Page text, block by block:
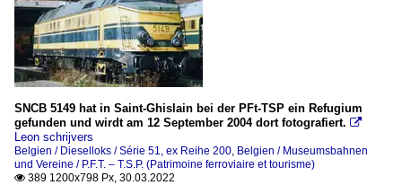
SNCB 5149 hat in Saint-Ghislain bei der PFt-TSP ein Refugium
gefunden und wirdt am 12 September 2004 dort fotografiert. 
Leon schrijvers
Belgien / Dieselloks / Série 51, ex Reihe 200, Belgien / Museumsbahnen
und Vereine / P.F.T. – T.S.P. (Patrimoine ferroviaire et tourisme)
 389 1200x798 Px, 30.03.2022